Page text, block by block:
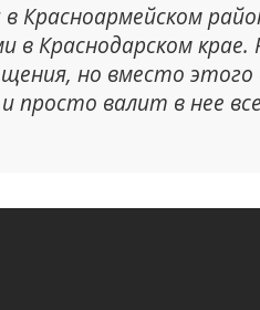
Красноармейском
Краснодарском крае.
но вместо
просто валит в нее